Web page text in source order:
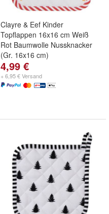
Clayre & Eef Kinder
Topflappen 16x16 cm Weiß
Rot Baumwolle Nussknacker
(Gr. 16x16 cm)
4,99 €
+ 6,95 € Versand